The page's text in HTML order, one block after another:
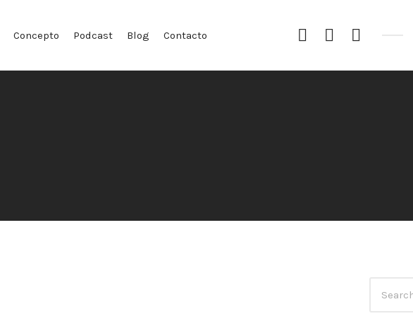
Concepto Podcast Blog Contacto
Facebook
Profile
Instagram
Twitter
para: